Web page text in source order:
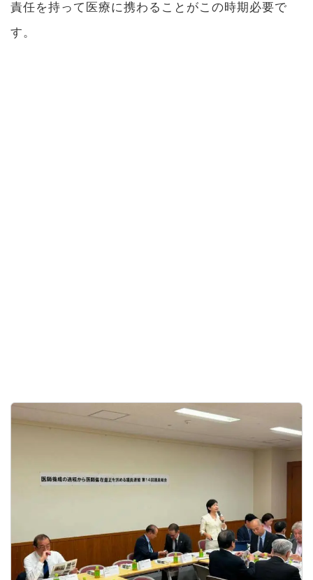
責任を持って医療に携わることがこの時期必要で
す。